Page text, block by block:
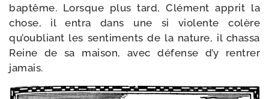
bap­tême. Lorsque plus tard, Clément apprit la
chose, il entra dans une si vio­lente colère
qu’oubliant les sen­ti­ments de la nature, il chas­sa
Reine de sa mai­son, avec défense d’y ren­trer
jamais.